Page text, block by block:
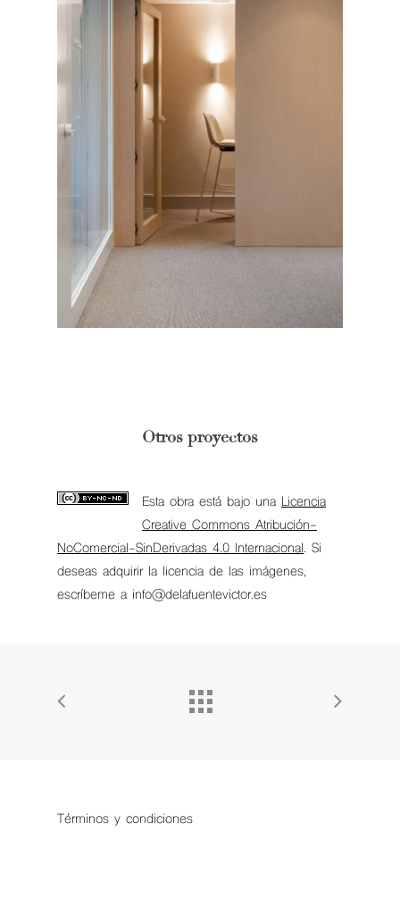
Otros proyectos
Esta obra está bajo una Licencia
Creative Commons Atribución-
NoComercial-SinDerivadas 4.0 Internacional. Si
deseas adquirir la licencia de las imágenes,
escríbeme a info@delafuentevictor.es
Términos y condiciones